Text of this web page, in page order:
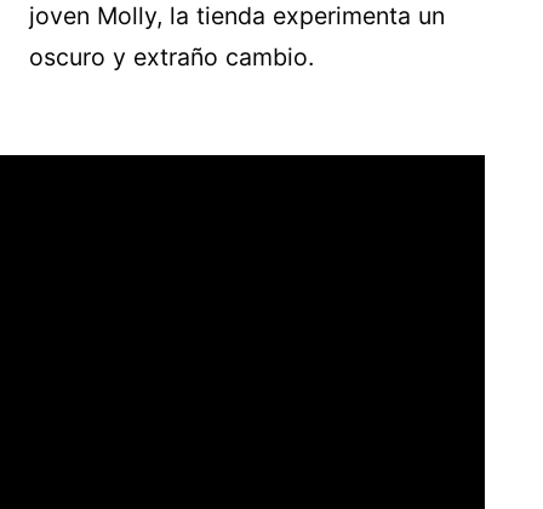
joven Molly, la tienda experimenta un
oscuro y extraño cambio.